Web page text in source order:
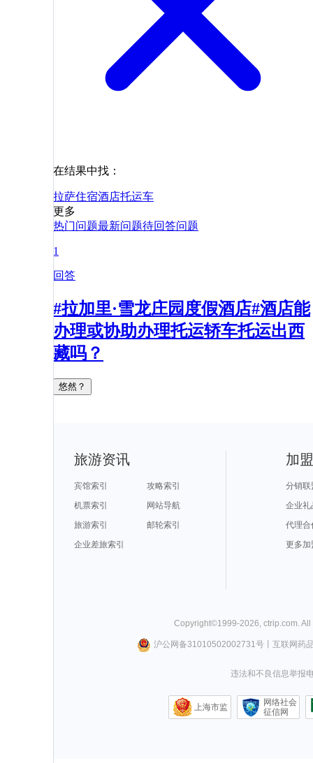
在结果中找：
拉萨住宿酒店托运车
更多
热门问题最新问题待回答问题
1
回答
#拉加里·雪龙庄园度假酒店#酒店能
办理或协助办理托运轿车托运出西
藏吗？
悠然？
旅游资讯
宾馆索引
攻略索引
机票索引
网站导航
旅游索引
邮轮索引
企业差旅索引
加
分销联
企业礼
代理合
更多加
Copyright©1999-2026 ctrip.com .
沪公网备31010502002731号丨 互联网药
违法和不良信息举报
上海市监
网络社会
征信网